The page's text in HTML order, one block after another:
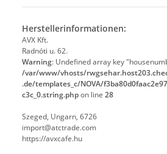
Herstellerinformationen:
AVX Kft.
Radnóti u. 62.
Warning: Undefined array key
/var/www/vhosts/
.de/templates_c/NOVA/
c3c_0.string.phpon line 28
Szeged, Ungarn, 6726
import@atctrade.com
https://avxcafe.hu